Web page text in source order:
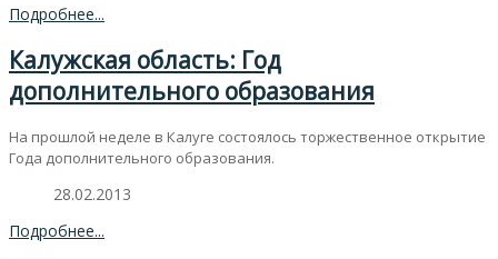
Подробнее...
Калужская область: Год
дополнительного образования
На прошлой неделе в Калуге состоялось торжественное открытие
Года дополнительного образования.
28.02.2013
Подробнее...